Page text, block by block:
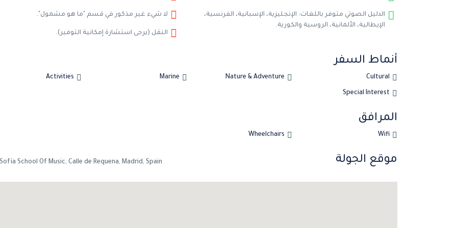
الدليل الصوتي متوفر باللغات: الإنجليزية، الإسبانية، الفرنسية،
الإيطالية، الألمانية، الروسية والكورية.
لا شيء غير مذكور في قسم "ما هو مشمول".
النقل (يرجى استشارة إمكانية التوفير).
أنماط السفر
Cultural
Nature & Adventure
Marine
Activities
Special Interest
المرافق
Wifi
Wheelchairs
موقع الجولة School Of Music, Calle de Requena, Madrid, Spain